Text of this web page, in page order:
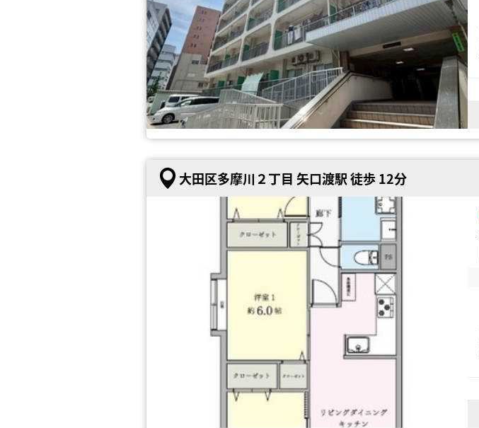
大田区多摩川２丁目 矢口渡駅 徒歩 12分